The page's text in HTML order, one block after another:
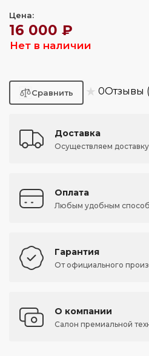
Цена:
16 000 ₽
Нет в наличии
★ 0Отзывы
Доставка
Осуществляем
Оплата
Любым удобным
Гарантия
От официального
О компании
Салон премиальной